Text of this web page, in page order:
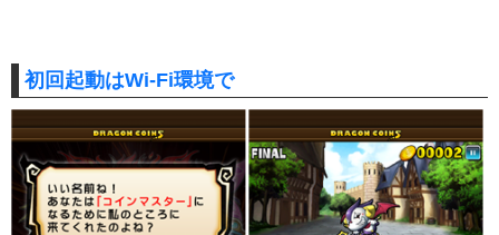
初回起動はWi-Fi環境で